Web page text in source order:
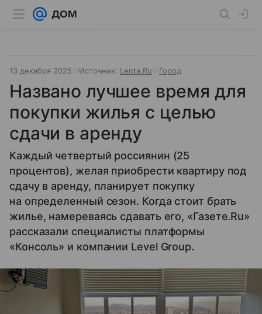
13 декабря 2025 Источник: Lenta.Ru Город
Названо лучшее время для
покупки жилья с целью
сдачи в аренду
Каждый четвертый россиянин (25
процентов), желая приобрести квартиру под
сдачу в аренду, планирует покупку
на определенный сезон. Когда стоит брать
жилье, намереваясь сдавать его, «Газете.Ru»
рассказали специалисты платформы
«Консоль» и компании Lеvel Group.